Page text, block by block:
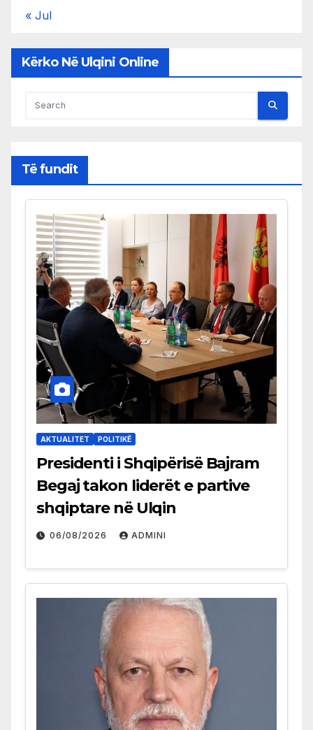
« Jul
Kërko Në Ulqini Online
Të fundit
AKTUALITET POLITIKË
Presidenti i Shqipërisë Bajram
Begaj takon liderët e partive
shqiptare në Ulqin
06/08/2026 ADMINI